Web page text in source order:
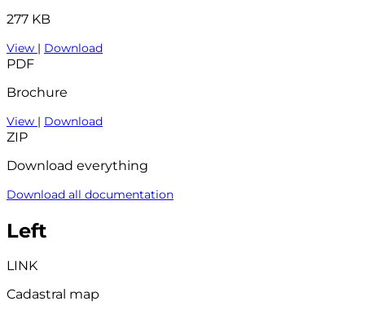
277 KB
View | Download
PDF
Brochure
View | Download
ZIP
Download everything
Download all documentation
Left
LINK
Cadastral map